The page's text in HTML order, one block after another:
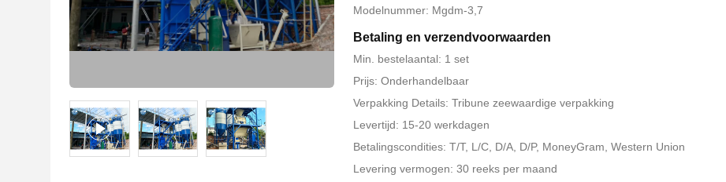
Modelnummer: Mgdm-3,7
Betaling en verzendvoorwaarden
Min. bestelaantal: 1 set
Prijs: Onderhandelbaar
Verpakking Details: Tribune zeewaardige verpakking
Levertijd: 15-20 werkdagen
Betalingscondities: T/T, L/C, D/A, D/P, MoneyGram, Western Union
Levering vermogen: 30 reeks per maand